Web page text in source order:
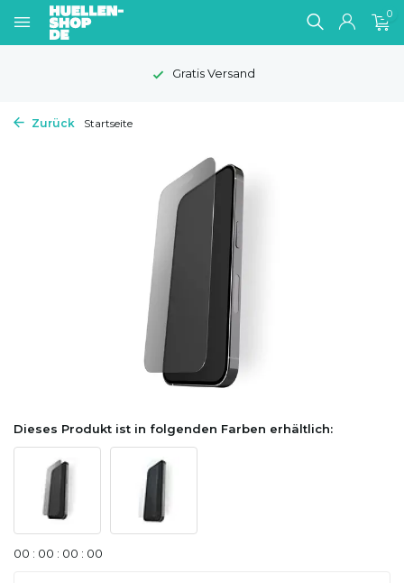
0
Gratis Versand
Zurück Startseite
Dieses Produkt ist in folgenden Farben erhältlich:
00 : 00 : 00 : 00